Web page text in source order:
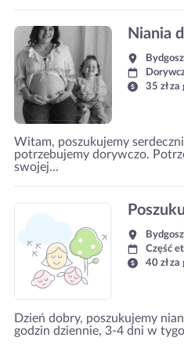
Niania
35 zł za
Witam, poszukujemy
potrzebujemy dorywczo.
swojej...
Część
40 zł za
Dzień dobry, poszukujemy
godzin dziennie, 3-4 dni w